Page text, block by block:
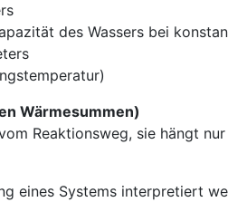
des Wassers bei
Wärmesummen)
Reaktionsweg, sie hängt
eines Systems interpretiert